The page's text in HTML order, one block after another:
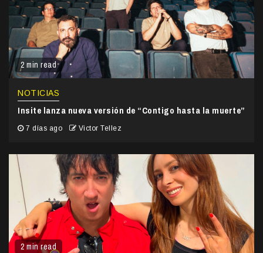
2 min read
NOTICIAS
Insite lanza nueva versión de “Contigo hasta la muerte”
7 días ago Victor Tellez
2 min read